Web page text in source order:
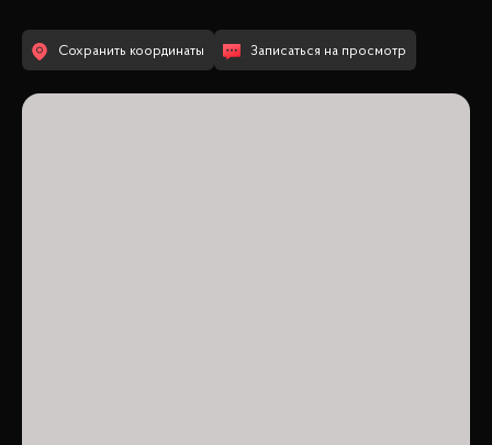
Сохранить координаты Записаться на просмотр